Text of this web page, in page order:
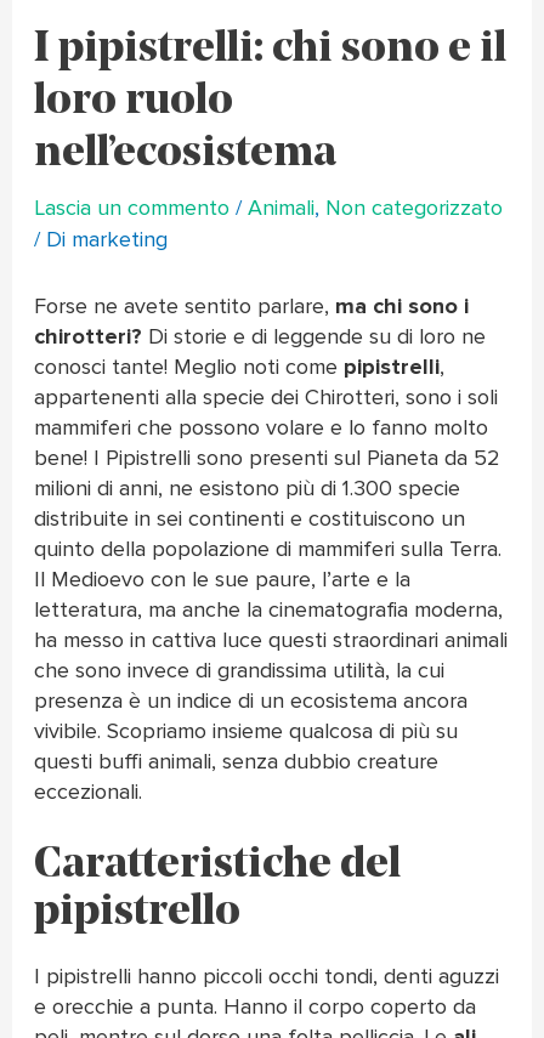
I pipistrelli: chi sono e il
loro ruolo
nell’ecosistema
Lascia un commento /Animali, Non categorizzato
/ Di marketing
Forse ne avete sentito parlare, ma chi sono i
chirotteri? Di storie e di leggende su di loro ne
conosci tante! Meglio noti come pipistrelli,
appartenenti alla specie dei Chirotteri, sono i soli
mammiferi che possono volare e lo fanno molto
bene! I Pipistrelli sono presenti sul Pianeta da 52
milioni di anni, ne esistono più di 1.300 specie
distribuite in sei continenti e costituiscono un
quinto della popolazione di mammiferi sulla Terra.
Il Medioevo con le sue paure, l’arte e la
letteratura, ma anche la cinematografia moderna,
ha messo in cattiva luce questi straordinari animali
che sono invece di grandissima utilità, la cui
presenza è un indice di un ecosistema ancora
vivibile. Scopriamo insieme qualcosa di più su
questi buffi animali, senza dubbio creature
eccezionali.
Caratteristiche del
pipistrello
I pipistrelli hanno piccoli occhi tondi, denti aguzzi
e orecchie a punta. Hanno il corpo coperto da